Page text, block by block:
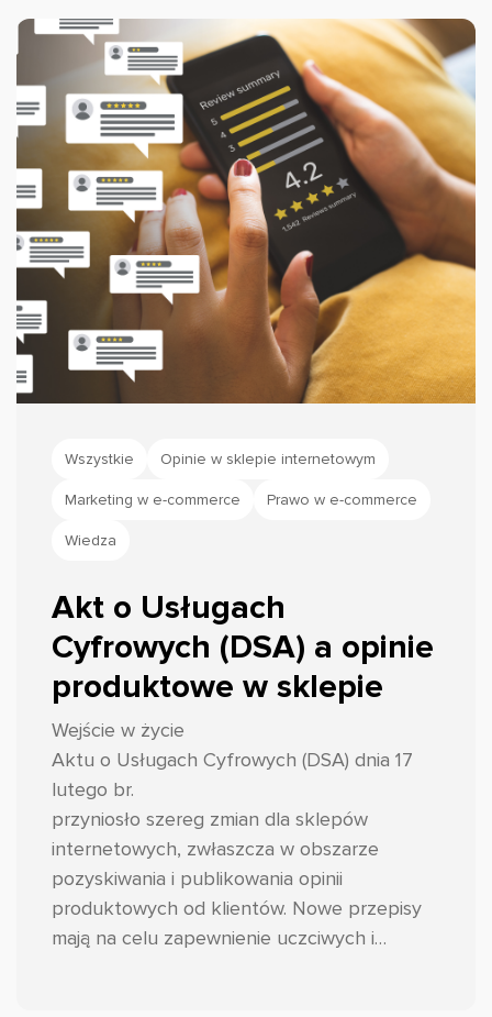
ten proces i skutecznie zbierać opinie w
branży HoReCa!
Wszystkie Opinie w sklepie internetowym
Marketing w e-commerce Prawo w e-commerce
Wiedza
Akt o Usługach
Cyfrowych (DSA) a opinie
produktowe w sklepie
Wejście w życie
Aktu o Usługach Cyfrowych (DSA) dnia 17
lutego br.
przyniosło szereg zmian dla sklepów
internetowych, zwłaszcza w obszarze
pozyskiwania i publikowania opinii
produktowych od klientów. Nowe przepisy
mają na celu zapewnienie uczciwych i